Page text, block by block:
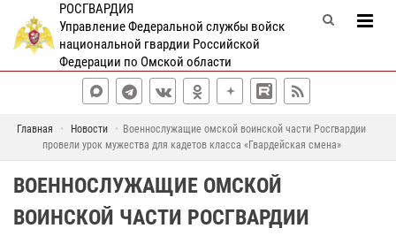
РОСГВАРДИЯ
Управление Федеральной службы войск
национальной гвардии Российской
Федерации по Омской области
Главная Новости
Военнослужащие омской воинской части Росгвардии
провели урок мужества для кадетов класса «Гвардейская смена»
ВОЕННОСЛУЖАЩИЕ ОМСКОЙ
ВОИНСКОЙ ЧАСТИ РОСГВАРДИИ